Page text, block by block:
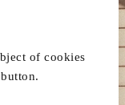
of cookies